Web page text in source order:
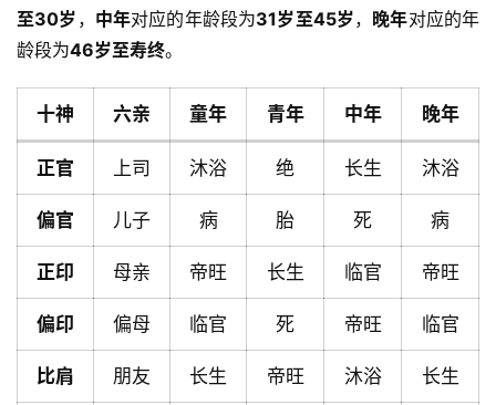
首
页
至30岁 ， 中年对应的年龄段为31岁至45岁， 晚年对应的年
龄段为46岁至寿终。
十神 六亲 童年 青年 中年 晚年
正官 上司 沐浴 绝 长生 沐浴
偏官 儿子 病 胎 死 病
正印 母亲 帝旺 长生 临官 帝旺
偏印 偏母 临官 死 帝旺 临官
比肩 朋友 长生 帝旺 沐浴 长生